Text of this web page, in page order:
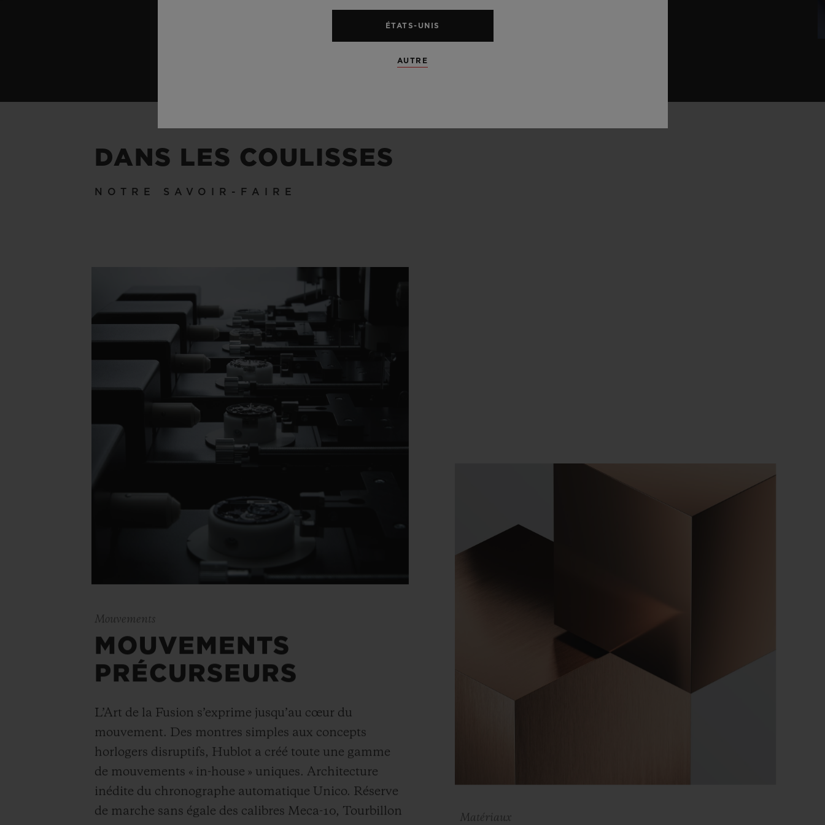
DANS LES COULISSES
NOTRE SAVOIR-FAIRE
Mouvements
MOUVEMENTS
PRÉCURSEURS
L’Art de la Fusion s’exprime jusqu’au cœur du
mouvement. Des montres simples aux concepts
horlogers disruptifs, Hublot a créé toute une gamme
de mouvements « in-house » uniques. Architecture
inédite du chronographe automatique Unico. Réserve
de marche sans égale des calibres Meca-10, Tourbillon
Matériaux
ÉTATS-UNIS
AUTRE